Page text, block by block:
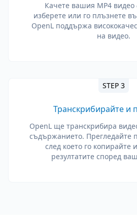
Качете вашия MP4 видео
изберете или го плъзнете
OpenL поддържа
на видео.
STEP 3
Транскрибирайте и
OpenL ще транскрибира
съдържанието. Прегледайте
след което го копирайте
резултатите според